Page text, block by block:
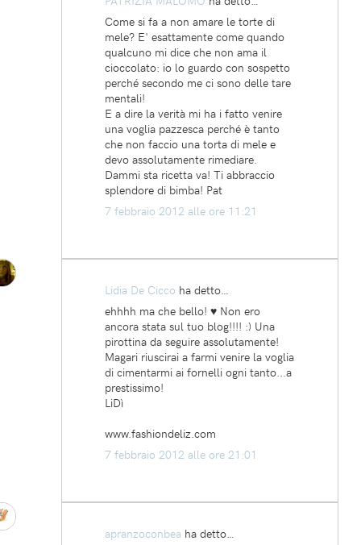
Come si fa a non amare le torte di
mele? E' esattamente come quando
qualcuno mi dice che non ama il
cioccolato: io lo guardo con sospetto
perché secondo me ci sono delle tare
mentali!
E a dire la verità mi ha i fatto venire
una voglia pazzesca perché è tanto
che non faccio una torta di mele e
devo assolutamente rimediare.
Dammi sta ricetta va! Ti abbraccio
splendore di bimba! Pat
7 febbraio 2012 alle ore 11:21
Lidia De Cicco ha detto…
ehhhh ma che bello! ♥ Non ero
ancora stata sul tuo blog!!!! :) Una
pirottina da seguire assolutamente!
Magari riuscirai a farmi venire la voglia
di cimentarmi ai fornelli ogni tanto...a
prestissimo!
LiDì
www.fashiondeliz.com
7 febbraio 2012 alle ore 21:01
apranzoconbea ha detto…